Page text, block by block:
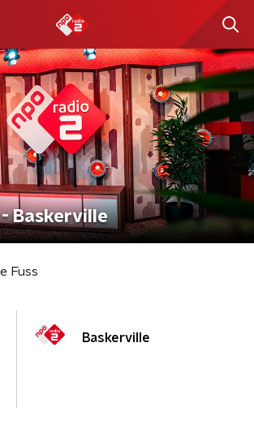
- Baskerville
Fuss
Baskerville